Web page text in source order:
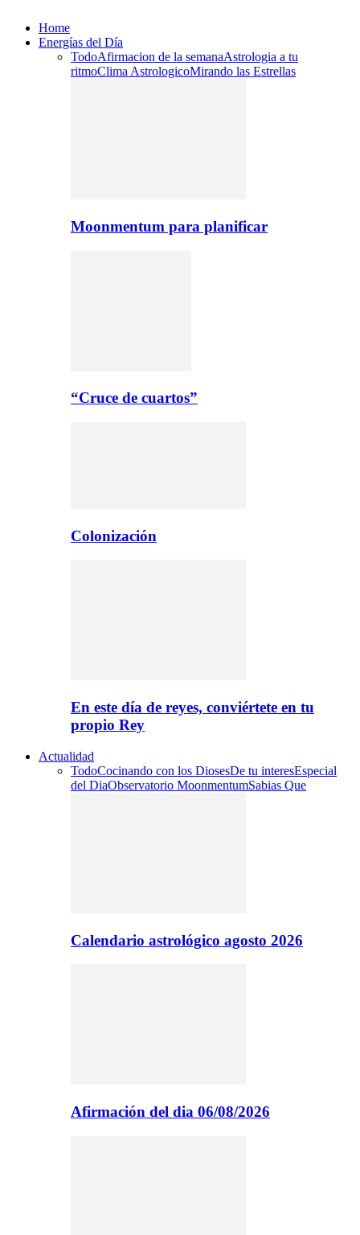
Home
Energías del Día
TodoAfirmacion de la semanaAstrologia a tu
ritmoClima AstrologicoMirando las Estrellas
Moonmentum para planificar
“Cruce de cuartos”
Colonización
En este día de reyes, conviértete en tu
propio Rey
Actualidad
TodoCocinando con los DiosesDe tu interesEspecial
del DiaObservatorio MoonmentumSabias Que
Calendario astrológico agosto 2026
Afirmación del dia 06/08/2026